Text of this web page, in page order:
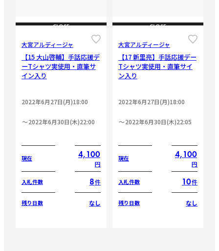
CLOSE
大宮アルディージャ
【15 大山啓輔】手話応援デ
ーTシャツ実使用・直筆サ
イン入り
2022年6月27日(月)18:00
2022年6月30日(木)22:00
現在 4,100
円
入札件数 8件
残り日数 なし
CLOSE
大宮アルディージャ
【17 新里亮】手話応援デー
Tシャツ実使用・直筆サイ
ン入り
2022年6月27日(月)18:00
2022年6月30日(木)22:05
現在 4,100
円
入札件数 10件
残り日数 なし